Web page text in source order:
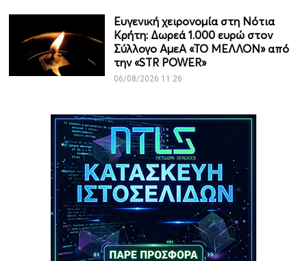
Ευγενική χειρονομία στη Νότια
Κρήτη: Δωρεά 1.000 ευρώ στον
Σύλλογο ΑμεΑ «ΤΟ ΜΕΛΛΟΝ» από
την «STR POWER»
06/08/2026 11:26